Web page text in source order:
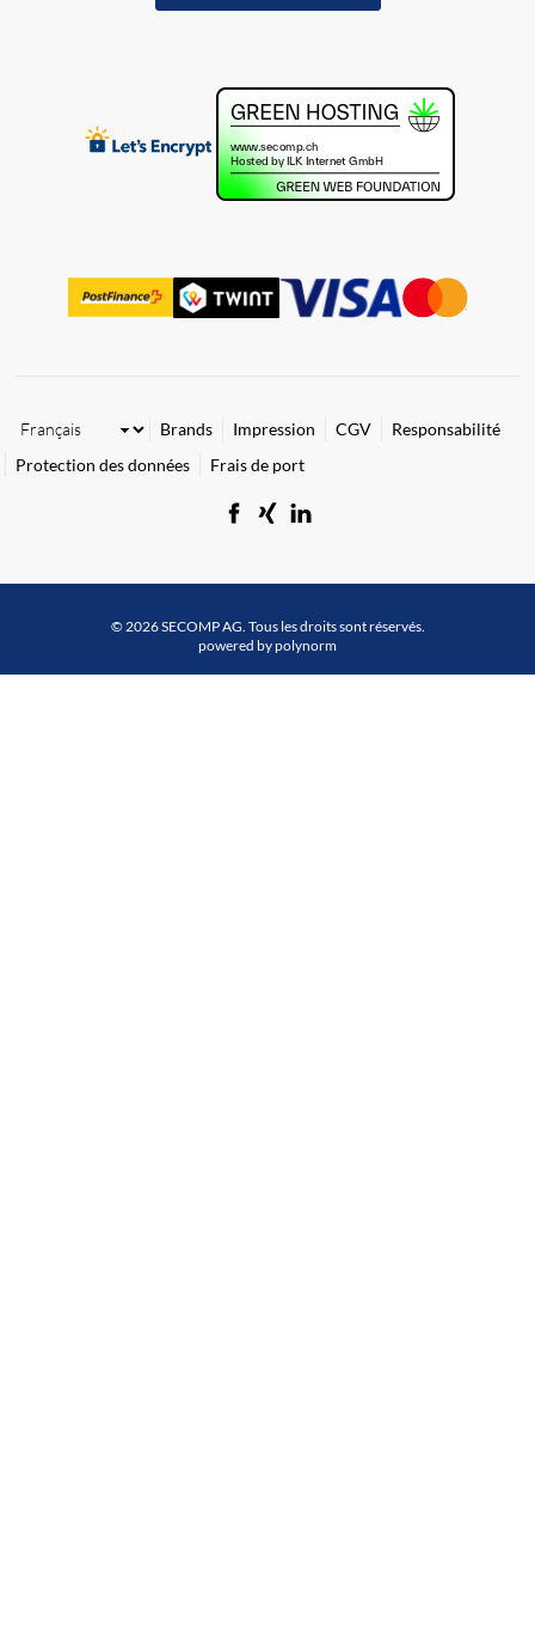
Brands Impression CGV
Responsabilité
Protection des données
Frais de port
© 2026 SECOMP AG. Tous les droits sont réservés.
powered by polynorm